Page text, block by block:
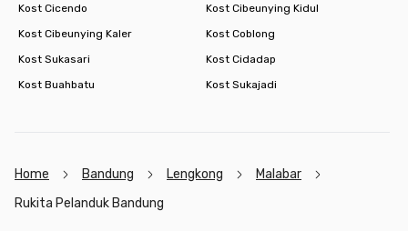
Kost Cicendo
Kost Cibeunying Kidul
Kost Cibeunying Kaler
Kost Coblong
Kost Sukasari
Kost Cidadap
Kost Buahbatu
Kost Sukajadi
Home Bandung Lengkong
Malabar
Rukita Pelanduk Bandung